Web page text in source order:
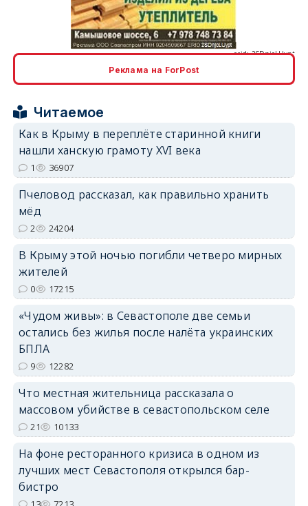
Реклама на ForPost
Читаемое
Как в Крыму в переплёте старинной книги
нашли ханскую грамоту XVI века
1 36907
Пчеловод рассказал, как правильно хранить
мёд
2 24204
В Крыму этой ночью погибли четверо мирных
жителей
0 17215
«Чудом живы»: в Севастополе две семьи
остались без жилья после налёта украинских
БПЛА
9 12282
Что местная жительница рассказала о
массовом убийстве в севастопольском селе
21 10133
На фоне ресторанного кризиса в одном из
лучших мест Севастополя открылся бар-
бистро